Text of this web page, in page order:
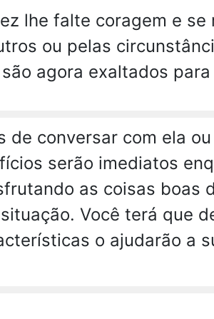
lhe falte coragem e se
ou pelas
agora exaltados para
de conversar com ela
serão imediatos
as coisas boas
Você terá que
o ajudarão a